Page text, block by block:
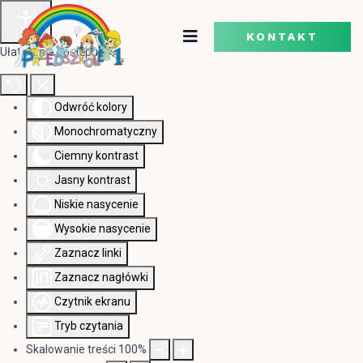
Ułatwienia dostępu
Odwróć kolory
Monochromatyczny
Ciemny kontrast
Jasny kontrast
Niskie nasycenie
Wysokie nasycenie
Zaznacz linki
Zaznacz nagłówki
Czytnik ekranu
Tryb czytania
Skalowanie treści 100%
KONTAKT